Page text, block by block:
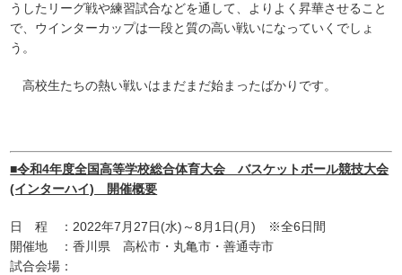
うしたリーグ戦や練習試合などを通して、よりよく昇華させること
で、ウインターカップは一段と質の高い戦いになっていくでしょ
う。
高校生たちの熱い戦いはまだまだ始まったばかりです。
■令和4年度全国高等学校総合体育大会 バスケットボール競技大会
(インターハイ) 開催概要
日 程 ：2022年7月27日(水)～8月1日(月) ※全6日間
開催地 ：香川県 高松市・丸亀市・善通寺市
試合会場：